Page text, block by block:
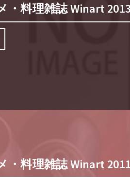
・料理雑誌 Winart
・料理雑誌 Winart